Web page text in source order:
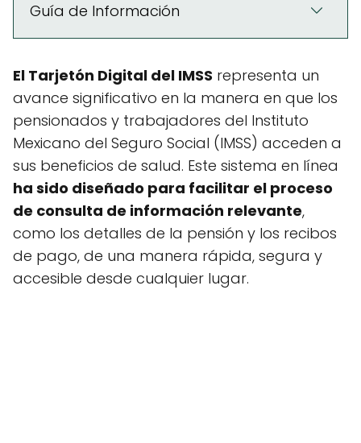
Guía de Información
El Tarjetón Digital del IMSS representa un
avance significativo en la manera en que los
pensionados y trabajadores del Instituto
Mexicano del Seguro Social (IMSS) acceden a
sus beneficios de salud. Este sistema en línea
ha sido diseñado para facilitar el proceso
de consulta de información relevante,
como los detalles de la pensión y los recibos
de pago, de una manera rápida, segura y
accesible desde cualquier lugar.